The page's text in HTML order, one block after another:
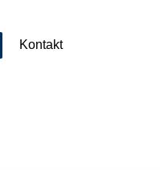
Kontakt